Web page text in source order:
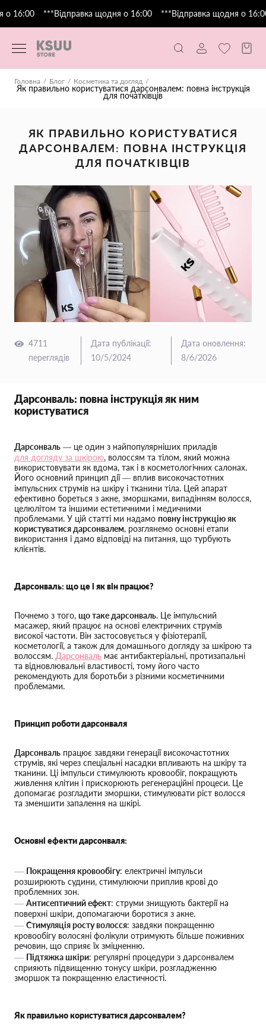
16:00 ***Відправка щодня о 16:00 ***Відправка щодня о 16:00
Головна Блог Косметика та догляд
Як правильно користуватися дарсонвалем: повна інструкція
для початківців
ЯК ПРАВИЛЬНО КОРИСТУВАТИСЯ
ДАРСОНВАЛЕМ: ПОВНА ІНСТРУКЦІЯ
ДЛЯ ПОЧАТКІВЦІВ
4711
переглядів
Дата публікації:
10/5/2024
Дата оновлення:
8/6/2026
Дарсонваль: повна інструкція як ним
користуватися
Дарсонваль — це один з найпопулярніших приладів
для догляду за шкірою, волоссям та тілом, який можна
використовувати як вдома, так і в косметологічних салонах.
Його основний принцип дії — вплив високочастотних
імпульсних струмів на шкіру і тканини тіла. Цей апарат
ефективно бореться з акне, зморшками, випадінням волосся,
целюлітом та іншими естетичними і медичними
проблемами. У цій статті ми надамо повну інструкцію як
користуватися дарсонвалем, розглянемо основні етапи
використання і дамо відповіді на питання, що турбують
клієнтів.
Дарсонваль: що це і як він працює?
Почнемо з того, що таке дарсонваль. Це імпульсний
масажер, який працює на основі електричних струмів
високої частоти. Він застосовується у фізіотерапії,
косметології, а також для домашнього догляду за шкірою та
волоссям. Дарсонваль має антибактеріальні, протизапальні
та відновлювальні властивості, тому його часто
рекомендують для боротьби з різними косметичними
проблемами.
Принцип роботи дарсонваля
Дарсонваль працює завдяки генерації високочастотних
струмів, які через спеціальні насадки впливають на шкіру та
тканини. Ці імпульси стимулюють кровообіг, покращують
живлення клітин і прискорюють регенераційні процеси. Це
допомагає розгладити зморшки, стимулювати ріст волосся
та зменшити запалення на шкірі.
Основні ефекти дарсонваля:
Покращення кровообігу: електричні імпульси
розширюють судини, стимулюючи приплив крові до
проблемних зон.
Антисептичний ефект: струми знищують бактерії на
поверхні шкіри, допомагаючи боротися з акне.
Стимуляція росту волосся: завдяки покращенню
кровообігу волосяні фолікули отримують більше поживних
речовин, що сприяє їх зміцненню.
Підтяжка шкіри: регулярні процедури з дарсонвалем
сприяють підвищенню тонусу шкіри, розгладженню
зморшок та покращенню еластичності.
Як правильно користуватися дарсонвалем?